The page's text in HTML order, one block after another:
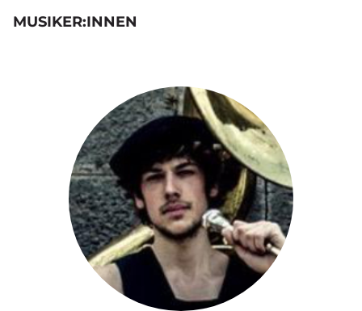
MUSIKER:INNEN